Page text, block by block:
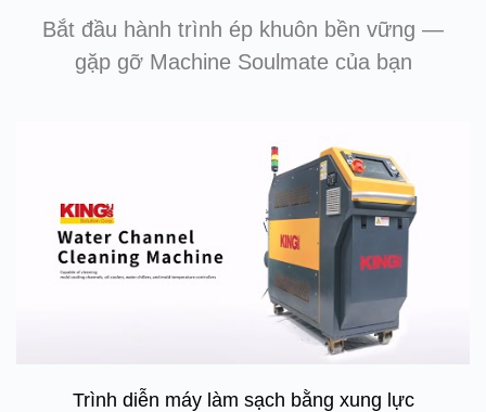
Bắt đầu hành trình ép khuôn bền vững —
gặp gỡ Machine Soulmate của bạn
Trình diễn máy làm sạch bằng xung lực